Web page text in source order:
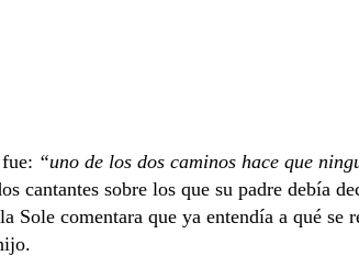
“uno de los dos caminos hace que
cantantes sobre los que su padre debía
Sole comentara que ya entendía a qué